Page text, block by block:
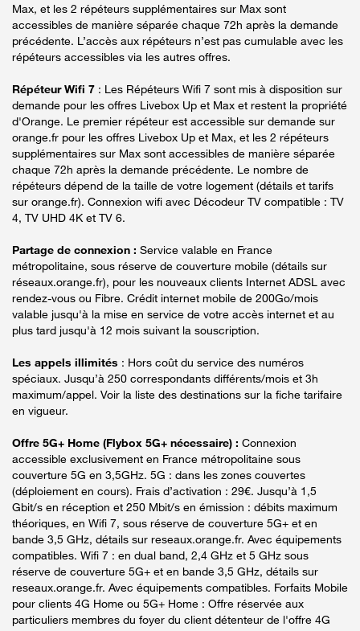
Max, et les 2 répéteurs supplémentaires sur Max sont
accessibles de manière séparée chaque 72h après la demande
précédente. L’accès aux répéteurs n’est pas cumulable avec les
répéteurs accessibles via les autres offres.
Répéteur Wifi 7 : Les Répéteurs Wifi 7 sont mis à disposition sur
demande pour les offres Livebox Up et Max et restent la propriété
d'Orange. Le premier répéteur est accessible sur demande sur
orange.fr pour les offres Livebox Up et Max, et les 2 répéteurs
supplémentaires sur Max sont accessibles de manière séparée
chaque 72h après la demande précédente. Le nombre de
répéteurs dépend de la taille de votre logement (détails et tarifs
sur orange.fr). Connexion wifi avec Décodeur TV compatible : TV
4, TV UHD 4K et TV 6.
Partage de connexion : Service valable en France
métropolitaine, sous réserve de couverture mobile (détails sur
réseaux.orange.fr), pour les nouveaux clients Internet ADSL avec
rendez-vous ou Fibre. Crédit internet mobile de 200Go/mois
valable jusqu'à la mise en service de votre accès internet et au
plus tard jusqu'à 12 mois suivant la souscription.
Les appels illimités : Hors coût du service des numéros
spéciaux. Jusqu’à 250 correspondants différents/mois et 3h
maximum/appel. Voir la liste des destinations sur la fiche tarifaire
en vigueur.
Offre 5G+ Home (Flybox 5G+ nécessaire) : Connexion
accessible exclusivement en France métropolitaine sous
couverture 5G en 3,5GHz. 5G : dans les zones couvertes
(déploiement en cours). Frais d’activation : 29€. Jusqu’à 1,5
Gbit/s en réception et 250 Mbit/s en émission : débits maximum
théoriques, en Wifi 7, sous réserve de couverture 5G+ et en
bande 3,5 GHz, détails sur reseaux.orange.fr. Avec équipements
compatibles. Wifi 7 : en dual band, 2,4 GHz et 5 GHz sous
réserve de couverture 5G+ et en bande 3,5 GHz, détails sur
reseaux.orange.fr. Avec équipements compatibles. Forfaits Mobile
pour clients 4G Home ou 5G+ Home : Offre réservée aux
particuliers membres du foyer du client détenteur de l'offre 4G